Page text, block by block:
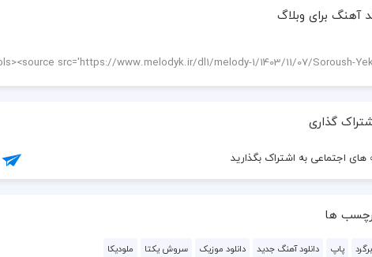
  دوست دارم عزیزم
آهنگ برای وبلاگ
گذاری
اجتماعی به اشتراک بگذارید
ها
پاپ دانلود آهنگ جدید دانلود موزیک سروش یکتا ملودیکا